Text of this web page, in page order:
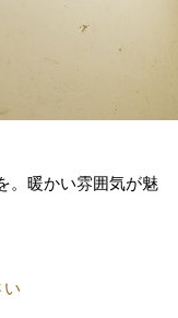
。暖かい雰囲気が魅
い